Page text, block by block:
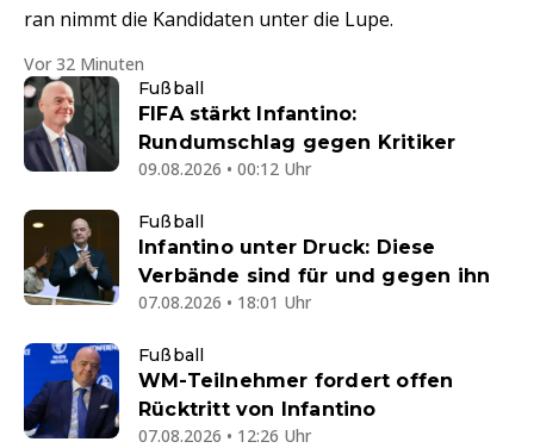
ran nimmt die Kandidaten unter die Lupe.
Vor 32 Minuten
Fußball
FIFA stärkt Infantino:
Rundumschlag gegen Kritiker
09.08.2026 • 00:12 Uhr
Fußball
Infantino unter Druck: Diese
Verbände sind für und gegen ihn
07.08.2026 • 18:01 Uhr
Fußball
WM-Teilnehmer fordert offen
Rücktritt von Infantino
07.08.2026 • 12:26 Uhr